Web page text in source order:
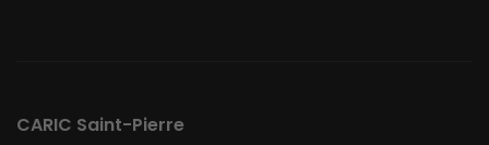
CARIC Saint-Pierre